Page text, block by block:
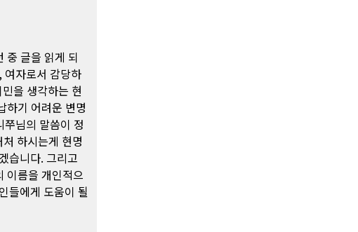
중 글을 읽게 되
여자로서 감당하
을 생각하는 현
하기 어려운 변명
님의 말씀이 정
하시는게 현명
습니다. 그리고
이름을 개인적으
들에게 도움이 될